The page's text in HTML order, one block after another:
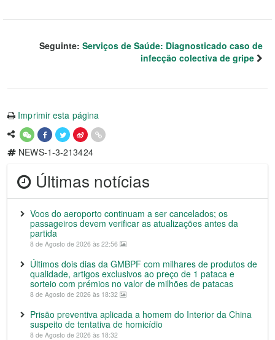
Seguinte: Serviços de Saúde: Diagnosticado caso de
infecção colectiva de gripe
Imprimir esta página
NEWS-1-3-213424
Últimas notícias
Voos do aeroporto continuam a ser cancelados; os
passageiros devem verificar as atualizações antes da
partida
8 de Agosto de 2026 às 22:56
Últimos dois dias da GMBPF com milhares de produtos de
qualidade, artigos exclusivos ao preço de 1 pataca e
sorteio com prémios no valor de milhões de patacas
8 de Agosto de 2026 às 18:32
Prisão preventiva aplicada a homem do Interior da China
suspeito de tentativa de homicídio
8 de Agosto de 2026 às 18:32